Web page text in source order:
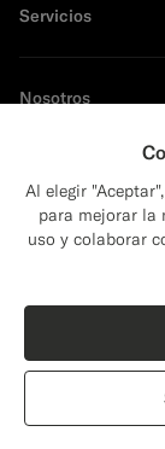
Servicios
Nosotros
Al elegir
para mejorar la
uso y colaborar